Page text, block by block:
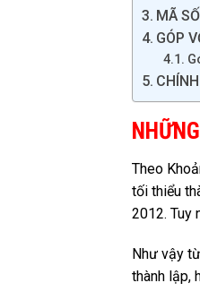
MÃ
GÓP
Theo
tối thiểu
2012. Tuy
Như vậy
thành lập,